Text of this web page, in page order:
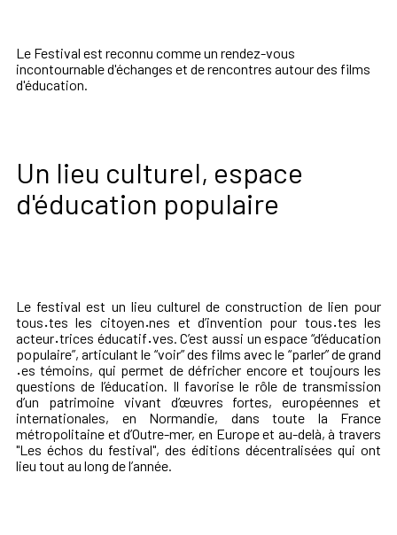
Le Festival est reconnu comme un rendez-vous
incontournable d'échanges et de rencontres autour des films
d'éducation.
Un lieu culturel, espace
d'éducation populaire
Le festival est un lieu culturel de construction de lien pour
tous·tes les citoyen·nes et d’invention pour tous·tes les
acteur·trices éducatif·ves. C’est aussi un espace “d’éducation
populaire”, articulant le “voir” des films avec le “parler” de grand
·es témoins, qui permet de défricher encore et toujours les
questions de l’éducation. Il favorise le rôle de transmission
d’un patrimoine vivant d’œuvres fortes, européennes et
internationales, en Normandie, dans toute la France
métropolitaine et d’Outre-mer, en Europe et au-delà, à travers
"Les échos du festival", des éditions décentralisées qui ont
lieu tout au long de l’année.